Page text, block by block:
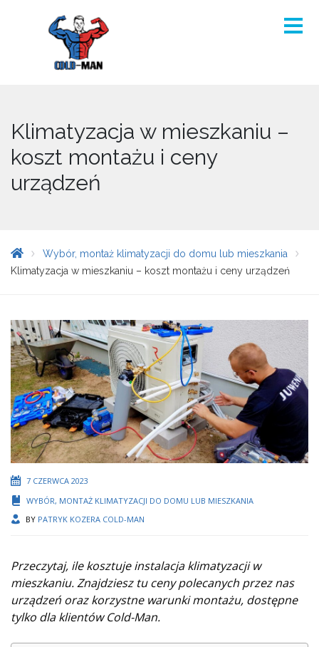
Klimatyzacja w mieszkaniu –
koszt montażu i ceny
urządzeń
Wybór, montaż klimatyzacji do domu lub mieszkania
Klimatyzacja w mieszkaniu – koszt montażu i ceny urządzeń
7 CZERWCA 2023
WYBÓR, MONTAŻ KLIMATYZACJI DO DOMU LUB MIESZKANIA
BY PATRYK KOZERA COLD-MAN
Przeczytaj, ile kosztuje instalacja klimatyzacji w
mieszkaniu. Znajdziesz tu ceny polecanych przez nas
urządzeń oraz korzystne warunki montażu, dostępne
tylko dla klientów Cold-Man.